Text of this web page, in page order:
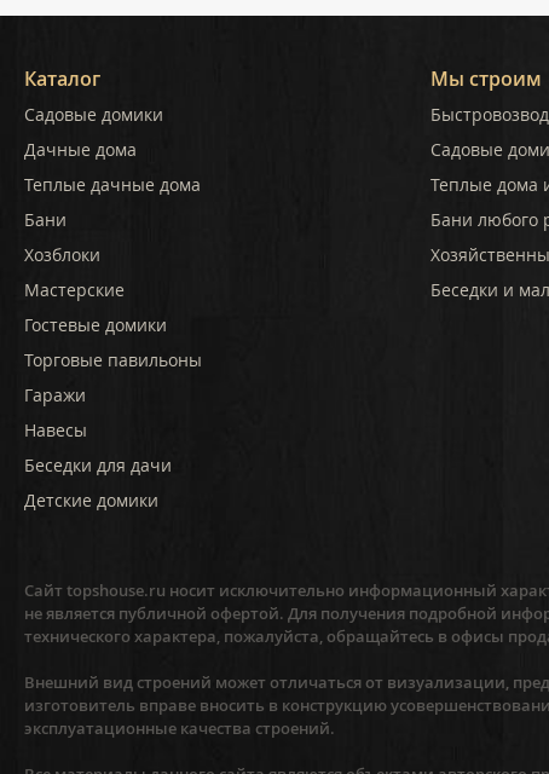
Каталог
Садовые домики
Дачные дома
Теплые дачные дома
Бани
Хозблоки
Мастерские
Гостевые домики
Торговые павильоны
Гаражи
Навесы
Беседки для дачи
Детские домики
Мы строим
Садовые
Теплые дома
Бани любого
Беседки и
Сайт topshouse.ru носит исключительно информационный
не является публичной офертой. Для получения подробной
технического характера, пожалуйста, обращайтесь в офисы
Внешний вид строений может отличаться от визуализации,
изготовитель вправе вносить в конструкцию
эксплуатационные качества строений.